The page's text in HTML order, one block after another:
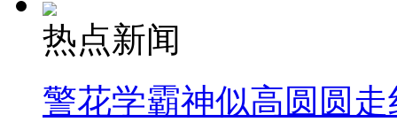
热点新闻
警花学霸神似高圆圆走